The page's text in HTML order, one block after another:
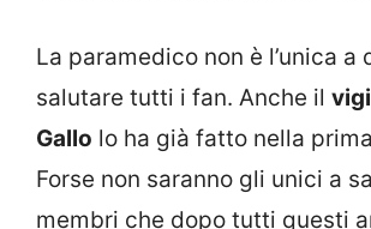
La paramedico non è l’unica a
salutare tutti i fan. Anche il
Gallo lo ha già fatto nella
Forse non saranno gli unici a
membri che dopo tutti questi